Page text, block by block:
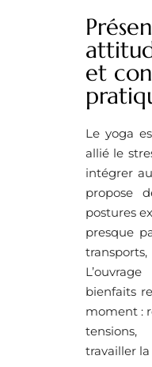
et
Le yoga
allié le
intégrer
propose
postures
presque
bienfaits
moment :
travailler